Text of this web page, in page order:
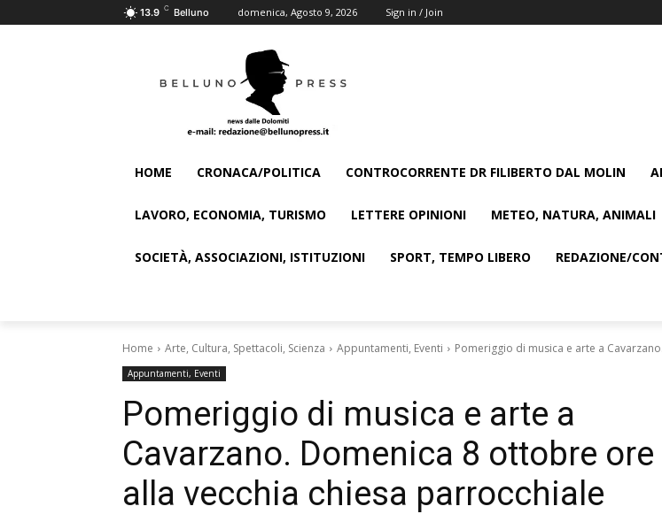
13.9 C Belluno domenica, Agosto 9, 2026 Sign in / Join
HOME CRONACA/POLITICA CONTROCORRENTE DR FILIBERTO DAL MOLIN
LAVORO, ECONOMIA, TURISMO LETTERE OPINIONI METEO, NATURA, ANIMALI
SOCIETÀ, ASSOCIAZIONI, ISTITUZIONI SPORT, TEMPO LIBERO REDAZIONE/
Home Arte, Cultura, Spettacoli, Scienza Appuntamenti, Eventi Pomeriggio di musica e arte a
Appuntamenti, Eventi
Pomeriggio di musica e arte a
Cavarzano. Domenica 8 ottobre ore
alla vecchia chiesa parrocchiale